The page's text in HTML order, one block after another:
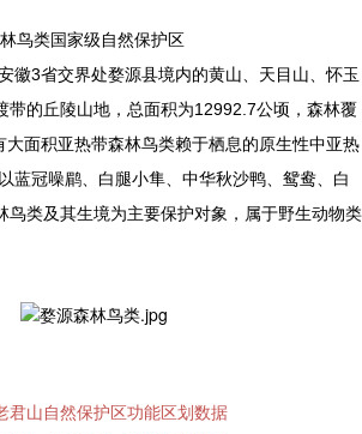
鸟类国家级自然保护区
徽3省交界处婺源县境内的黄山、天目山、怀玉
带的丘陵山地，总面积为12992.7公顷，森林覆
面积亚热带森林鸟类赖于栖息的原生性中亚热
蓝冠噪鹛、白腿小隼、中华秋沙鸭、鸳鸯、白
鸟类及其生境为主要保护对象，属于野生动物类
君山自然保护区功能区划数据